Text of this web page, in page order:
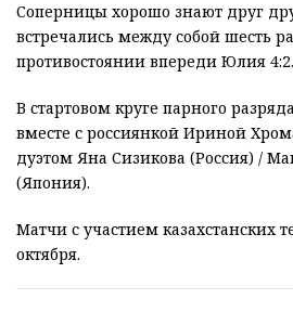
Соперницы хорошо знают друг
встречались между собой шесть
противостоянии впереди Юлия 4:2.
В стартовом круге парного
вместе с россиянкой Ириной
дуэтом Яна Сизикова (Россия) /
(Япония).
Матчи с участием казахстанских
октября.